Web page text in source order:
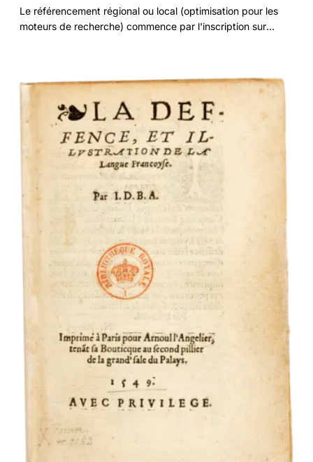
Le référencement régional ou local (optimisation pour les
moteurs de recherche) commence par l'inscription sur